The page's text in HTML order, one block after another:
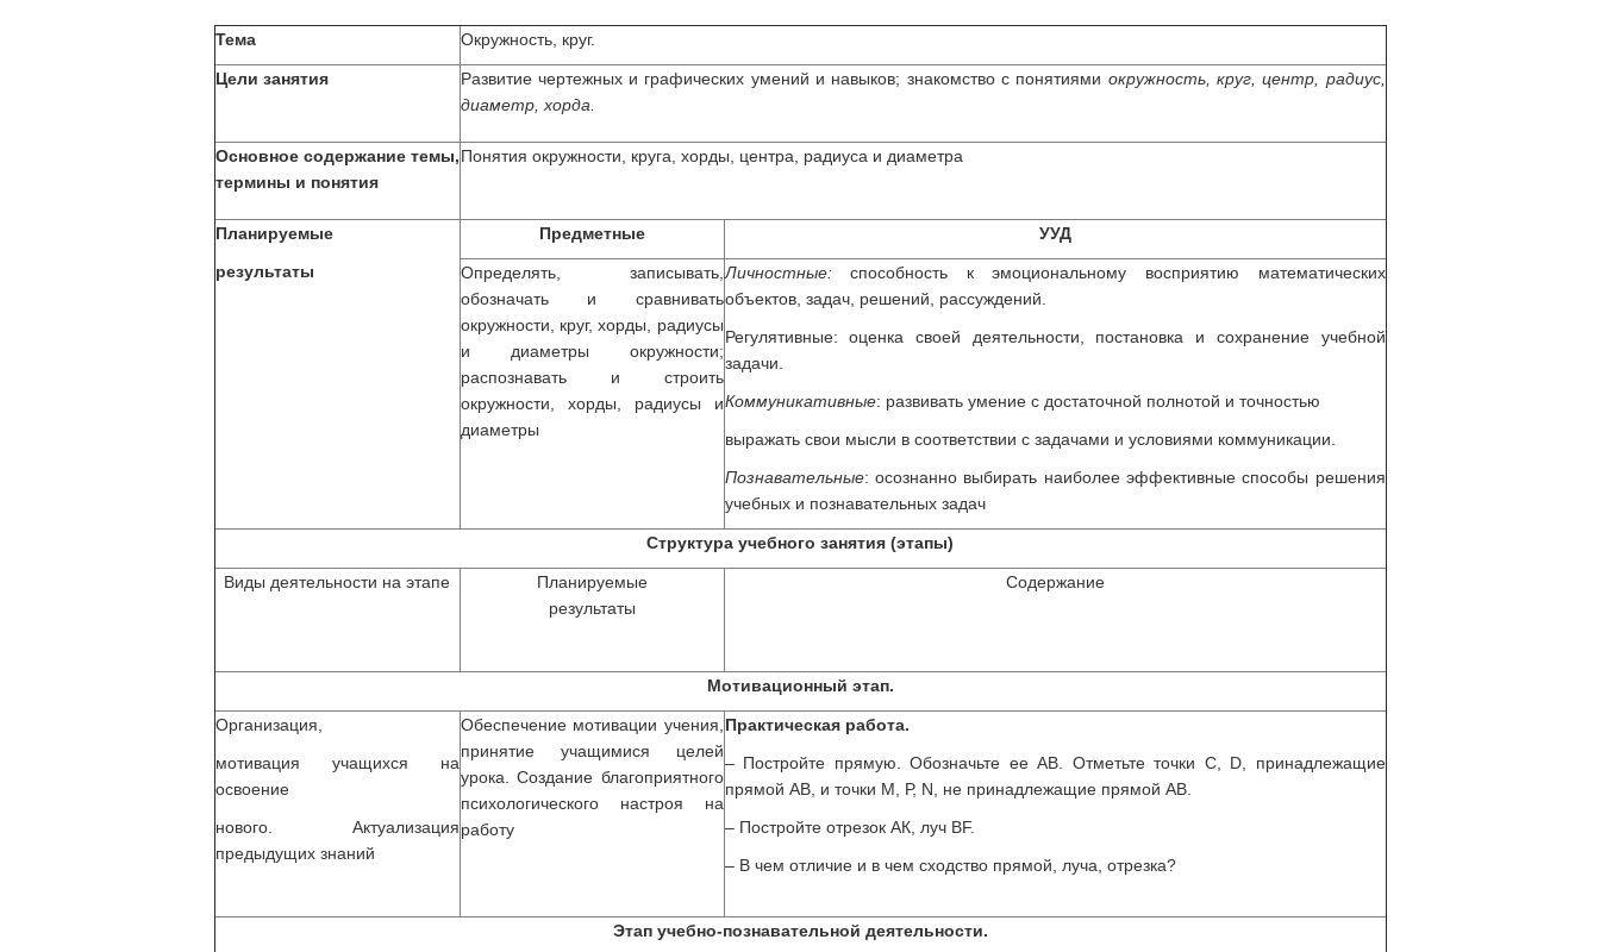
Тема Окружность, круг.
Цели занятия Развитие чертежных и графических умений и навыков; знакомство с понятиями окружность, круг, центр, радиус,
диаметр, хорда.
Основное содержание темы,
термины и понятия
Понятия окружности, круга, хорды, центра, радиуса и диаметра
Планируемые
результаты
Предметные УУД
Определять, записывать,
обозначать и сравнивать
окружности, круг, хорды, радиусы
и диаметры окружности;
распознавать и строить
окружности, хорды, радиусы и
диаметры
Личностные:способность к эмоциональному восприятию математических
объектов, задач, решений, рассуждений.
Регулятивные: оценка своей деятельности, постановка и сохранение учебной
задачи.
Коммуникативные: развивать умение с достаточной полнотой и точностью
выражать свои мысли в соответствии с задачами и условиями коммуникации.
Познавательные: осознанно выбирать наиболее эффективные способы решения
учебных и познавательных задач
Структура учебного занятия (этапы)
Виды деятельности на этапе
Планируемые
результаты
Содержание
Мотивационный этап.
Организация,
мотивация учащихся на
освоение
нового. Актуализация
предыдущих знаний
Обеспечение мотивации учения,
принятие учащимися целей
урока. Создание благоприятного
психологического настроя на
работу
Практическая работа.
– Постройте прямую. Обозначьте ее АВ. Отметьте точки С, D, принадлежащие
прямой АВ, и точки М, Р, N, не принадлежащие прямой АВ.
– Постройте отрезок АК, луч ВF.
– В чем отличие и в чем сходство прямой, луча, отрезка?
Этап учебно-познавательной деятельности.